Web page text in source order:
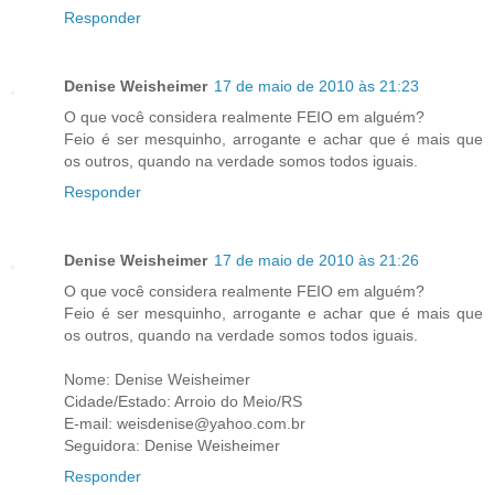
Responder
Denise Weisheimer 17 de maio de 2010 às 21:23
O que você considera realmente FEIO em alguém?
Feio é ser mesquinho, arrogante e achar que é mais que
os outros, quando na verdade somos todos iguais.
Responder
Denise Weisheimer 17 de maio de 2010 às 21:26
O que você considera realmente FEIO em alguém?
Feio é ser mesquinho, arrogante e achar que é mais que
os outros, quando na verdade somos todos iguais.
Nome: Denise Weisheimer
Cidade/Estado: Arroio do Meio/RS
E-mail: weisdenise@yahoo.com.br
Seguidora: Denise Weisheimer
Responder